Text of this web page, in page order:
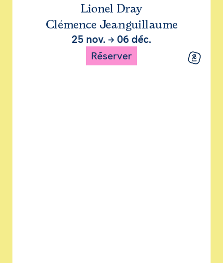
Lionel Dray
Clémence Jeanguillaume
25 nov. → 06 déc.
Réserver